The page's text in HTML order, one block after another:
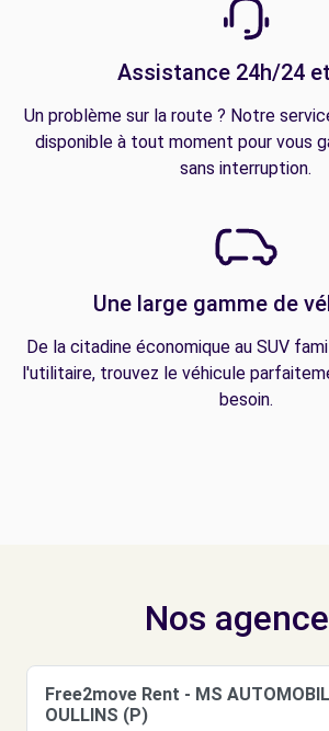
Assistance 24h/24
Un problème sur la route ? Notre
disponible à tout moment pour vous
sans interruption.
Une large gamme de
De la citadine économique au SUV
l'utilitaire, trouvez le véhicule
besoin.
Nos
Free2move Rent - MS
OULLINS (P)